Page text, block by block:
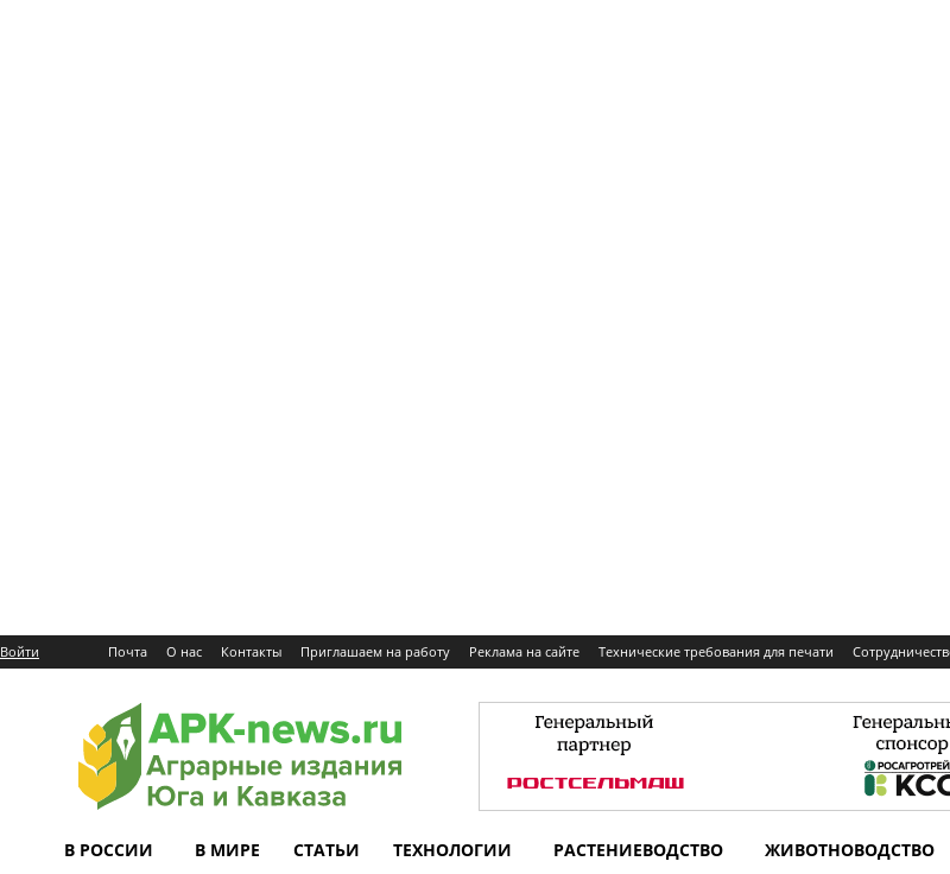
Войти Почта О нас Контакты Приглашаем на работу Реклама на сайте Технические требования для печати
В РОССИИ В МИРЕ СТАТЬИ ТЕХНОЛОГИИ РАСТЕНИЕВОДСТВО ЖИВОТНОВОДСТВО